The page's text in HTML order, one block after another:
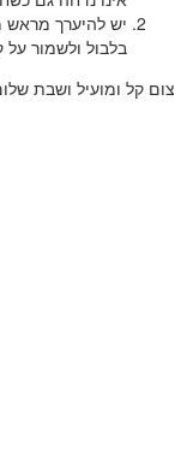
יש להיערך מראש
בלבול ולשמור
צום קל ומועיל ושבת